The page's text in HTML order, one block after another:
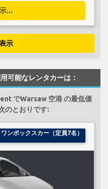
...
示
可能なレンタカーは：
でWarsaw 空港 の最低価
のとおりです:
ワンボックスカー（定員7名）